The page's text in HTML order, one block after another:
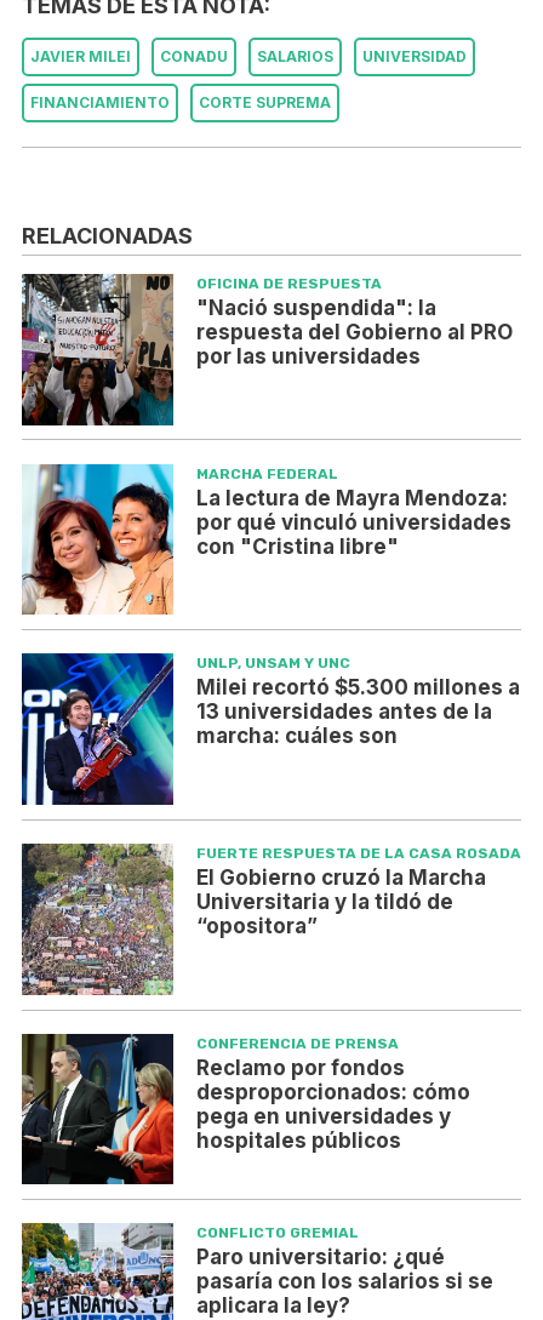
JAVIER MILEI CONADU SALARIOS UNIVERSIDAD
FINANCIAMIENTO CORTE SUPREMA
RELACIONADAS
OFICINA DE RESPUESTA
"Nació suspendida": la
respuesta del Gobierno al PRO
por las universidades
MARCHA FEDERAL
La lectura de Mayra Mendoza:
por qué vinculó universidades
con "Cristina libre"
UNLP, UNSAM Y UNC
Milei recortó $5.300 millones a
13 universidades antes de la
marcha: cuáles son
FUERTE RESPUESTA DE LA CASA ROSADA
El Gobierno cruzó la Marcha
Universitaria y la tildó de
“opositora”
CONFERENCIA DE PRENSA
Reclamo por fondos
desproporcionados: cómo
pega en universidades y
hospitales públicos
CONFLICTO GREMIAL
Paro universitario: ¿qué
pasaría con los salarios si se
aplicara la ley?